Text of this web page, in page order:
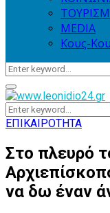
MEDIA
Κους-
Search
Primary
Menu
Search
for:
ΕΠΙΚΑΙΡΟΤΗΤΑ
Στο πλευρό
να δω έναν